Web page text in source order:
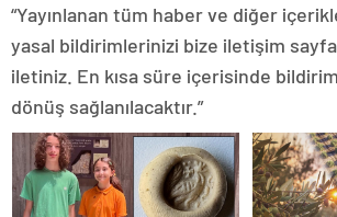
“Yayınlanan tüm haber ve diğer
yasal bildirimlerinizi bize iletişim
iletiniz. En kısa süre içerisinde
dönüş sağlanılacaktır.”